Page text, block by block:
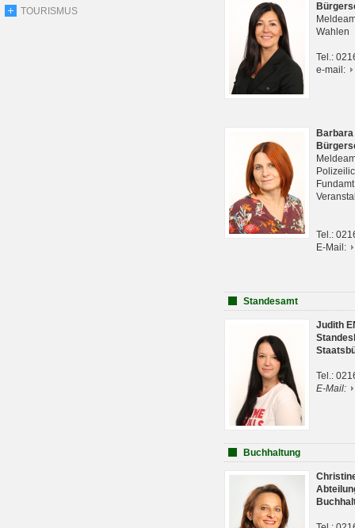
TOURISMUS
Wahlen
Tel.:
e-mail:
Tel.:
E-Mail:
Standesamt
Judith
Tel.:
E-Mail:
Buchhaltung